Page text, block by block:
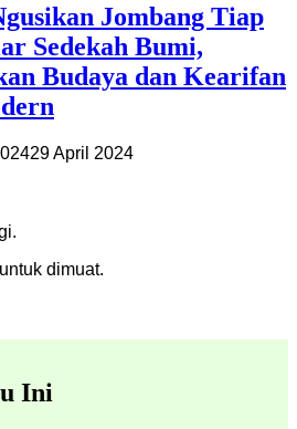
Jombang Tiap
Sedekah Bumi,
Budaya dan Kearifan
29 April 2024
dimuat.
Ini